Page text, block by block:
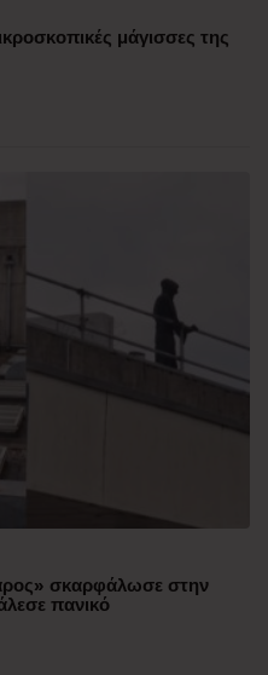
μάγισσες της
σκαρφάλωσε στην
πανικό